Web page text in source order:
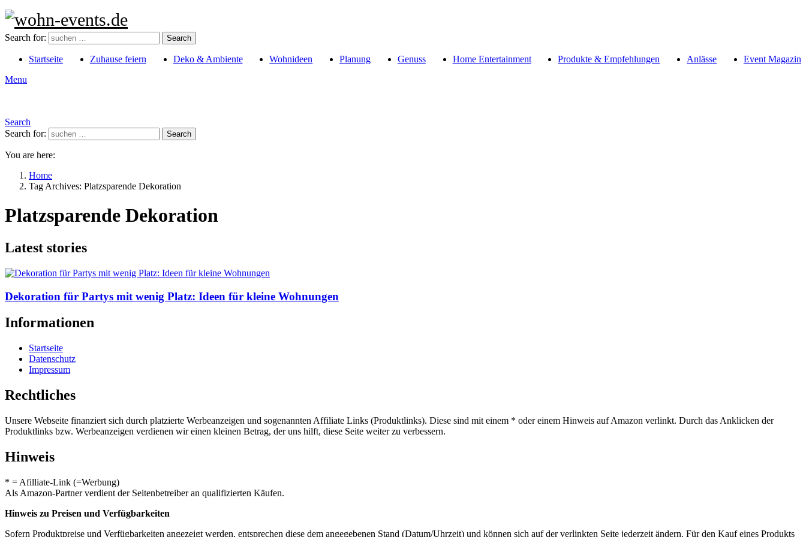
Search for: Search
Startseite Zuhause feiern Deko & Ambiente Wohnideen Planung Genuss Home Entertainment Produkte & Empfehlungen Anlässe
Event Magazin
Menu
Search
Search for:
Search
You are here:
Home
Tag Archives: Platzsparende Dekoration
Platzsparende Dekoration
Latest stories
Dekoration für Partys mit wenig Platz: Ideen für kleine Wohnungen
Informationen
Startseite
Datenschutz
Impressum
Rechtliches
Unsere Webseite finanziert sich durch platzierte Werbeanzeigen und sogenannten Affiliate Links (Produktlinks). Diese sind mit einem * oder einem Hinweis auf Amazon verlinkt. Durch das Anklicken der
Produktlinks bzw. Werbeanzeigen verdienen wir einen kleinen Betrag, der uns hilft, diese Seite weiter zu verbessern.
Hinweis
* = Afilliate-Link (=Werbung)
Als Amazon-Partner verdient der Seitenbetreiber an qualifizierten Käufen.
Hinweis zu Preisen und Verfügbarkeiten
Sofern Produktpreise und Verfügbarkeiten angezeigt werden, entsprechen diese dem angegebenen Stand (Datum/Uhrzeit) und können sich auf der verlinkten Seite jederzeit ändern. Für den Kauf eines Produkts